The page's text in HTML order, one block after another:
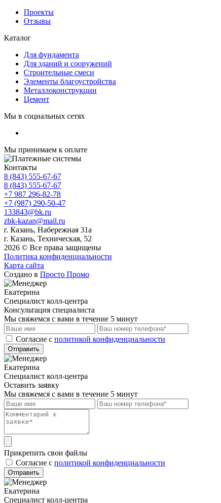
Проекты
Отзывы
Каталог
Для фундамента
Для зданий и сооружений
Строительные смеси
Элементы благоустройства
Металлоконструкции
Цемент
Мы в социальных сетях
Мы принимаем к оплате
Контакты
8 (843) 555-67-67
8 (843) 555-67-67
+7 987 296-82-78
+7 (987) 290-50-47
133843@bk.ru
zbk-kazan@mail.ru
г. Казань, Набережная 31а
г. Казань, Техническая, 52
2026 © Все права защищены
Политика конфиденциальности
Карта сайта
Создано в Просто Промо
Екатерина
Специалист колл-центра
Консультация специалиста
Мы свяжемся с вами в течение 5 минут
Cогласие с политикой конфиденциальности
Отправить
Екатерина
Специалист колл-центра
Оставить заявку
Мы свяжемся с вами в течение 5 минут
Прикрепить свои файлы
Cогласие с политикой конфиденциальности
Отправить
Екатерина
Специалист колл-центра